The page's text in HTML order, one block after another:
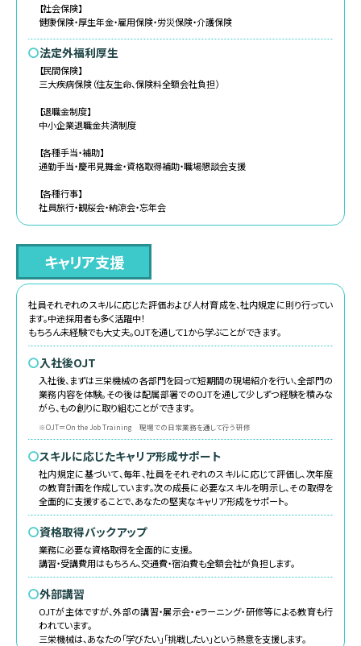
【社会保険】
健康保険・厚生年金・雇用保険・労災保険・介護保険
〇法定外福利厚生
【民間保険】
三大疾病保険（住友生命、保険料全額会社負担）
【退職金制度】
中小企業退職金共済制度
【各種手当・補助】
通勤手当・慶弔見舞金・資格取得補助・職場懇談会支援
【各種行事】
社員旅行・観桜会・納涼会・忘年会
キャリア支援
社員それぞれのスキルに応じた評価および人材育成を、社内規定に則り行ってい
ます。中途採用者も多く活躍中！
もちろん未経験でも大丈夫。OJTを通して1から学ぶことができます。
〇入社後OJT
入社後、まずは三栄機械の各部門を回って短期間の現場紹介を行い、全部門の
業務内容を体験。その後は配属部署でのOJTを通して少しずつ経験を積みな
がら、もの創りに取り組むことができます。
※OJT＝On the Job Training 現場での日常業務を通して行う研修
〇スキルに応じたキャリア形成サポート
社内規定に基づいて、毎年、社員をそれぞれのスキルに応じて評価し、次年度
の教育計画を作成しています。次の成長に必要なスキルを明示し、その取得を
全面的に支援することで、あなたの堅実なキャリア形成をサポート。
〇資格取得バックアップ
業務に必要な資格取得を全面的に支援。
講習・受講費用はもちろん、交通費・宿泊費も全額会社が負担します。
〇外部講習
OJTが主体ですが、外部の講習・展示会・eラーニング・研修等による教育も行
われています。
三栄機械は、あなたの「学びたい」「挑戦したい」という熱意を支援します。